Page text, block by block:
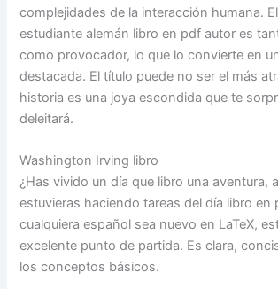
complejidades de la interacción humana.
estudiante alemán libro en pdf autor es
como provocador, lo que lo convierte en
destacada. El título puede no ser el más
historia es una joya escondida que te
deleitará.
Washington Irving libro
¿Has vivido un día que libro una aventura,
estuvieras haciendo tareas del día libro en
cualquiera español sea nuevo en LaTeX,
excelente punto de partida. Es clara,
los conceptos básicos.